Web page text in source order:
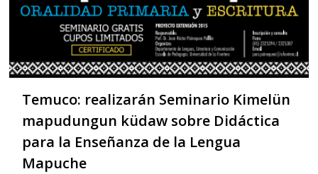
Temuco: realizarán Seminario Kimelün
mapudungun küdaw sobre Didáctica
para la Enseñanza de la Lengua
Mapuche